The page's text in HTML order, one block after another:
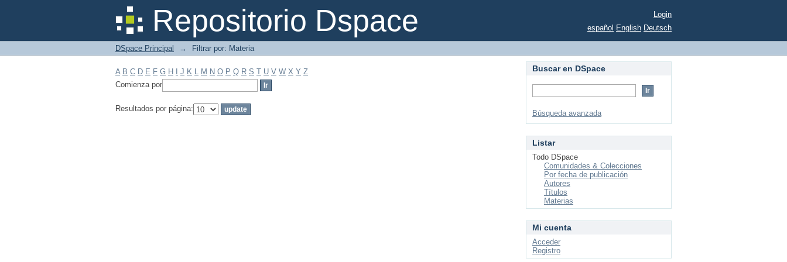
Repositorio Dspace
Filtrar por: Materia
Login
español English Deutsch
DSpace Principal → Filtrar por: Materia
A B C D E F G H J K L M N O P Q R S T U V W X Y Z
Comienza por
Resultados por página:
Buscar en DSpace
Búsqueda avanzada
Listar
Todo DSpace
Comunidades & Colecciones
Por fecha de publicación
Autores
Títulos
Materias
Mi cuenta
Acceder
Registro